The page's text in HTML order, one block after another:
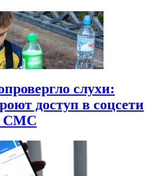
слухи:
доступ в соцсети
СМС